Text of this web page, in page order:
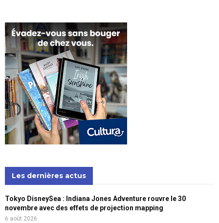
Les dernières actus
Tokyo DisneySea : Indiana Jones Adventure rouvre le 30
novembre avec des effets de projection mapping
6 août 2026